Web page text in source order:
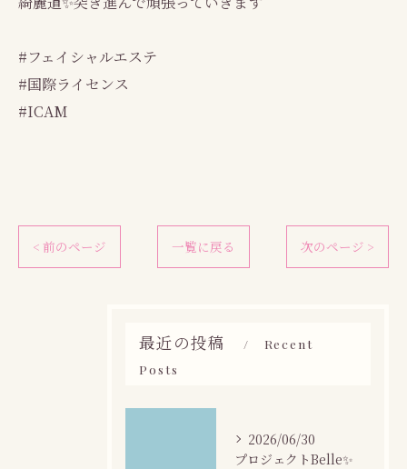
#フェイシャルエステ
#国際ライセンス
#ICAM
< 前のページ 一覧に戻る 次のページ >
最近の投稿
Recent
Posts
2026/06/30
プロジェクトBelle✨